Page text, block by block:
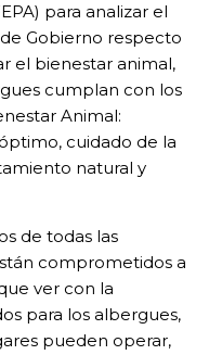
para analizar el
Gobierno respecto
el bienestar animal,
cumplan con los
Animal:
cuidado de la
natural y
de todas las
comprometidos a
ver con la
para los albergues,
pueden operar,